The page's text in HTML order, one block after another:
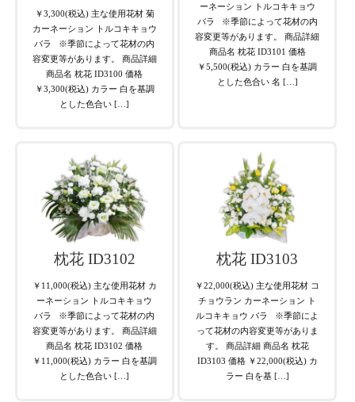
￥3,300(税込) 主な使用花材 菊
カーネーション トルコキキョウ
バラ ※季節によって花材の内
容変更等があります。 商品詳細
商品名 枕花 ID3100 価格
￥3,300(税込) カラー 白を基調
とした色合い […]
ーネーション トルコキキョウ
バラ ※季節によって花材の内
容変更等があります。 商品詳細
商品名 枕花 ID3101 価格
￥5,500(税込) カラー 白を基調
とした色合い 名 […]
枕花 ID3102
￥11,000(税込) 主な使用花材 カ
ーネーション トルコキキョウ
バラ ※季節によって花材の内
容変更等があります。 商品詳細
商品名 枕花 ID3102 価格
￥11,000(税込) カラー 白を基調
とした色合い […]
枕花 ID3103
￥22,000(税込) 主な使用花材 コ
チョウラン カーネーション ト
ルコキキョウ バラ ※季節によ
って花材の内容変更等がありま
す。 商品詳細 商品名 枕花
ID3103 価格 ￥22,000(税込) カ
ラー 白を基 […]